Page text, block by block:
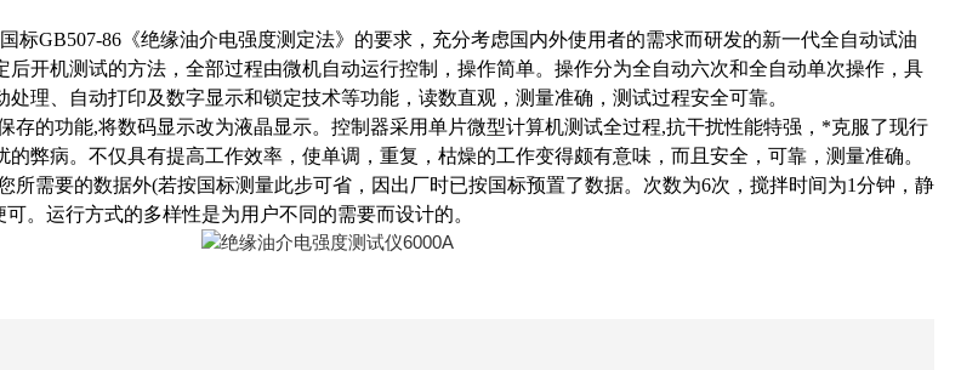
标GB507-86《绝缘油介电强度测定法》的要求，充分考虑国内外使用者的需求而研发的新一代全自动试油
后开机测试的方法，全部过程由微机自动运行控制，操作简单。操作分为全自动六次和全自动单次操作，具
理、自动打印及数字显示和锁定技术等功能，读数直观，测量准确，测试过程安全可靠。
存的功能,将数码显示改为液晶显示。控制器采用单片微型计算机测试全过程,抗干扰性能特强，*克服了现行
弊病。不仅具有提高工作效率，使单调，重复，枯燥的工作变得颇有意味，而且安全，可靠，测量准确。
所需要的数据外(若按国标测量此步可省，因出厂时已按国标预置了数据。次数为6次，搅拌时间为1分钟，静
。运行方式的多样性是为用户不同的需要而设计的。